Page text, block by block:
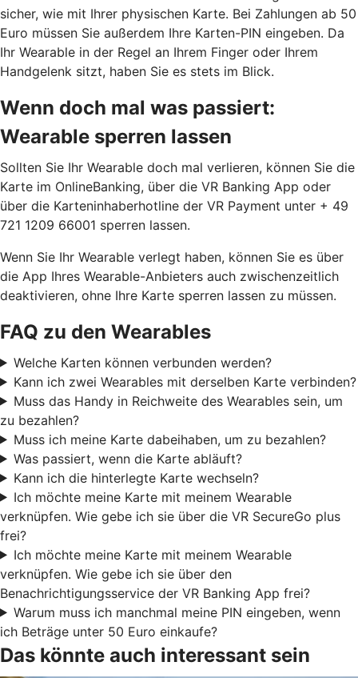
sicher, wie mit Ihrer physischen Karte. Bei Zahlungen ab 50
Euro müssen Sie außerdem Ihre Karten-PIN eingeben. Da
Ihr Wearable in der Regel an Ihrem Finger oder Ihrem
Handgelenk sitzt, haben Sie es stets im Blick.
Wenn doch mal was passiert:
Wearable sperren lassen
Sollten Sie Ihr Wearable doch mal verlieren, können Sie die
Karte im OnlineBanking, über die VR Banking App oder
über die Karteninhaberhotline der VR Payment unter + 49
721 1209 66001 sperren lassen.
Wenn Sie Ihr Wearable verlegt haben, können Sie es über
die App Ihres Wearable-Anbieters auch zwischenzeitlich
deaktivieren, ohne Ihre Karte sperren lassen zu müssen.
FAQ zu den Wearables
Welche Karten können verbunden werden?
Kann ich zwei Wearables mit derselben Karte verbinden?
Muss das Handy in Reichweite des Wearables sein, um
zu bezahlen?
Muss ich meine Karte dabeihaben, um zu bezahlen?
Was passiert, wenn die Karte abläuft?
Kann ich die hinterlegte Karte wechseln?
Ich möchte meine Karte mit meinem Wearable
verknüpfen. Wie gebe ich sie über die VR SecureGo plus
frei?
Ich möchte meine Karte mit meinem Wearable
verknüpfen. Wie gebe ich sie über den
Benachrichtigungsservice der VR Banking App frei?
Warum muss ich manchmal meine PIN eingeben, wenn
ich Beträge unter 50 Euro einkaufe?
Das könnte auch interessant sein